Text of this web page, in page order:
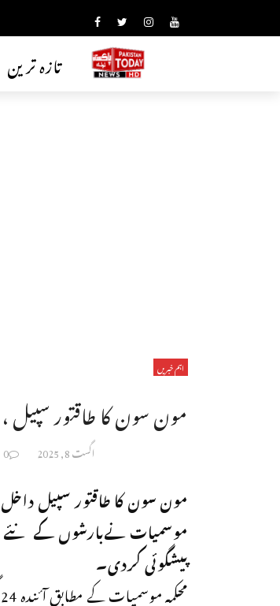
تازہ ترین
اہم خبریں
مون سون کا طاقتور سپیل
اگست 8, 2025 0
مون سون کا طاقتور سپیل
موسمیات نےبارشوں کے نئے
پیشگوئی کردی۔